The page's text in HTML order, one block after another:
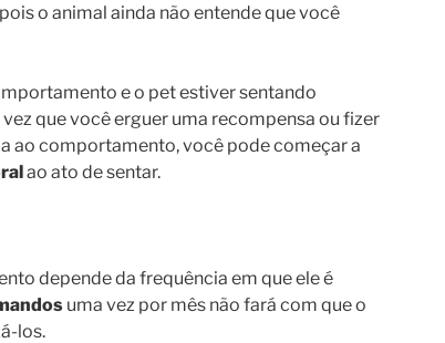
o animal ainda não entende que você
e o pet estiver sentando
que você erguer uma recompensa ou fizer
ao comportamento, você pode começar a
ao ato de sentar.
depende da frequência em que ele é
uma vez por mês não fará com que o
los.